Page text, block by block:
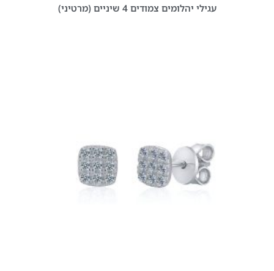
עגילי יהלומים צמודים 4 שיניים (מרטיני)